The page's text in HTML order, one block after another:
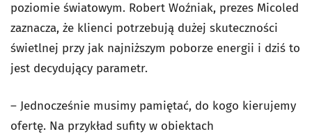
poziomie światowym. Robert Woźniak, prezes Micoled
zaznacza, że klienci potrzebują dużej skuteczności
świetlnej przy jak najniższym poborze energii i dziś to
jest decydujący parametr.
– Jednocześnie musimy pamiętać, do kogo kierujemy
ofertę. Na przykład sufity w obiektach